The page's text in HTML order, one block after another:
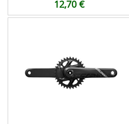
12,70 €